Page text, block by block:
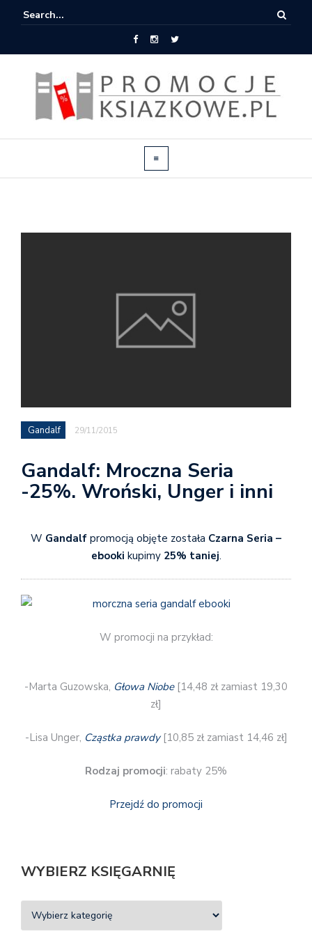
Gandalf 29/11/2015
Gandalf: Mroczna Seria
-25%. Wroński, Unger i inni
W Gandalf promocją objęte została Czarna Seria –
ebooki kupimy 25% taniej.
W promocji na przykład:
-Marta Guzowska, Głowa Niobe[14,48 zł zamiast 19,30
zł]
-Lisa Unger, Cząstka prawdy[10,85 zł zamiast 14,46 zł]
Rodzaj promocji: rabaty 25%
Przejdź do promocji
WYBIERZ KSIĘGARNIĘ